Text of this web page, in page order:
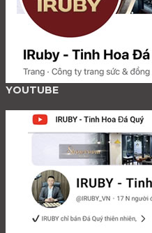
YOUTUBE